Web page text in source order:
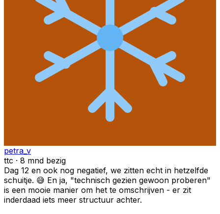
petra_v
ttc · 8 mnd bezig
Dag 12 en ook nog negatief, we zitten echt in hetzelfde
schuitje. 😅 En ja, "technisch gezien gewoon proberen"
is een mooie manier om het te omschrijven - er zit
inderdaad iets meer structuur achter.